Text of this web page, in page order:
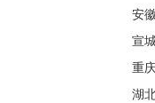
安
宣
重
湖